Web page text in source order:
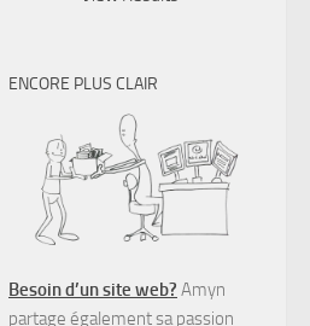
ENCORE PLUS CLAIR
Besoin d’un site web? Amyn
partage également sa passion